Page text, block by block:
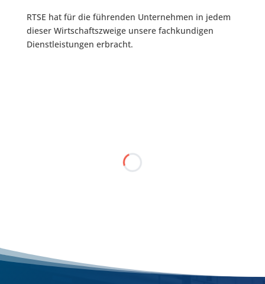
RTSE hat für die führenden Unternehmen in jedem
dieser Wirtschaftszweige unsere fachkundigen
Dienstleistungen erbracht.